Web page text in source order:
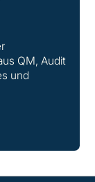
QM, Audit
und